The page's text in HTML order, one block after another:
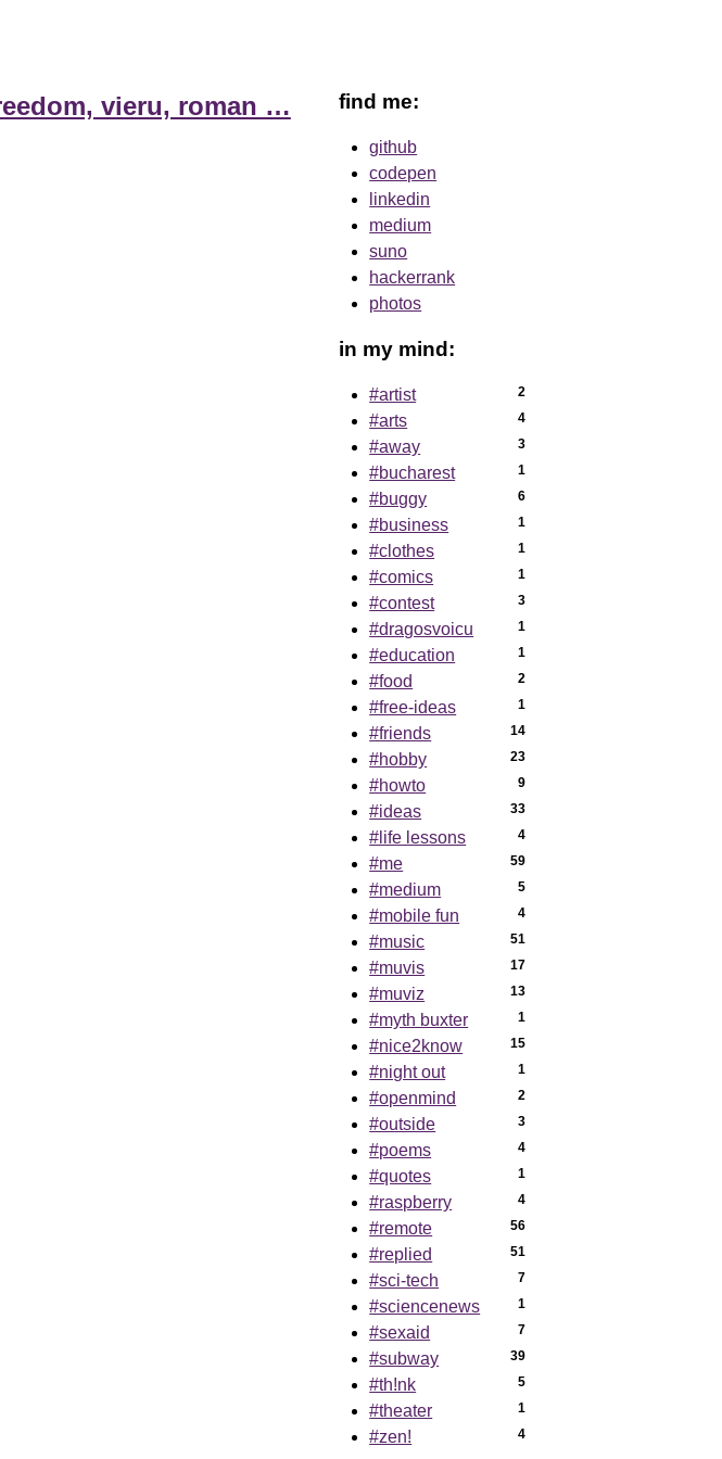
vieru, roman … find me:
github
codepen
linkedin
medium
suno
hackerrank
photos
in my mind:
#artist 2
#arts 4
#away 3
#bucharest 1
#buggy 6
#business 1
#clothes 1
#comics 1
#contest 3
#dragosvoicu 1
#education 1
#food 2
#free-ideas 1
#friends 14
#hobby 23
#howto 9
#ideas 33
#life lessons 4
#me 59
#medium 5
#mobile fun 4
#music 51
#muvis 17
#muviz 13
#myth buxter 1
#nice2know 15
#night out 1
#openmind 2
#outside 3
#poems 4
#quotes 1
#raspberry 4
#remote 56
#replied 51
#sci-tech 7
#sciencenews 1
#sexaid 7
#subway 39
#th!nk 5
#theater 1
#zen! 4